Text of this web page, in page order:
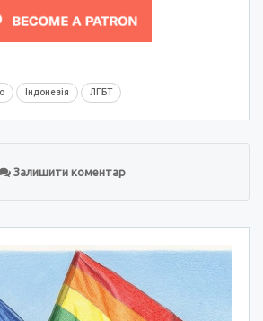
Індонезія ЛГБТ
Залишити коментар